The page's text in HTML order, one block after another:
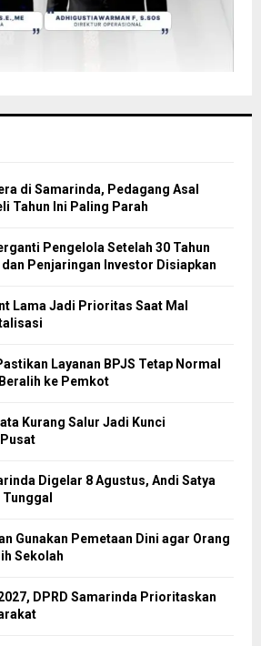
di Samarinda, Pedagang Asal
Tahun Ini Paling Parah
Pengelola Setelah 30 Tahun
Penjaringan Investor Disiapkan
Lama Jadi Prioritas Saat Mal
Layanan BPJS Tetap Normal
ke Pemkot
Kurang Salur Jadi Kunci
Digelar 8 Agustus, Andi Satya
Gunakan Pemetaan Dini agar Orang
Sekolah
DPRD Samarinda Prioritaskan